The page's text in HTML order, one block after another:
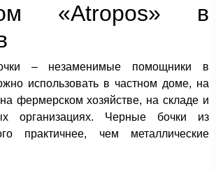
«Atropos» в
– незаменимые помощники в
использовать в частном доме, на
фермерском хозяйстве, на складе и
организациях. Черные бочки из
практичнее, чем металлические